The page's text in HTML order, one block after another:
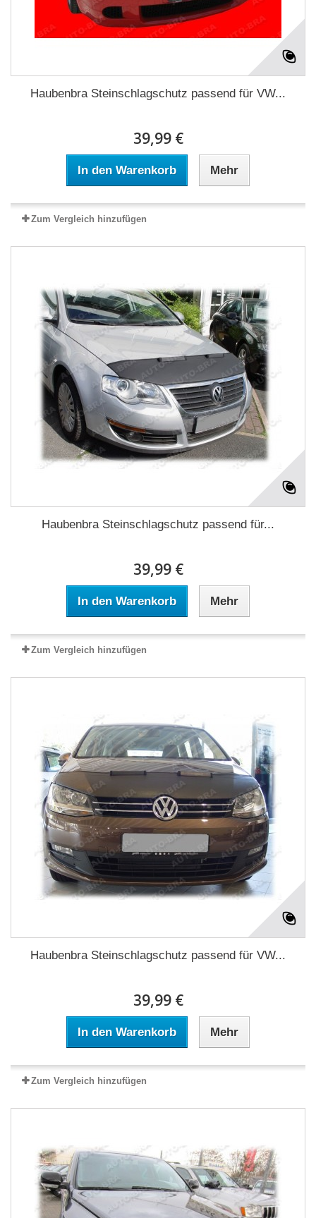
Haubenbra Steinschlagschutz passend für VW...
39,99 €
In den Warenkorb Mehr
Zum Vergleich hinzufügen
Haubenbra Steinschlagschutz passend für...
39,99 €
In den Warenkorb Mehr
Zum Vergleich hinzufügen
Haubenbra Steinschlagschutz passend für VW...
39,99 €
In den Warenkorb Mehr
Zum Vergleich hinzufügen